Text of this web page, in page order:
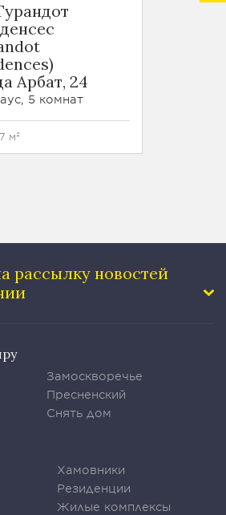
Арбат, 24
5 комнат
м²
рассылку новостей
Замоскворечье
Пресненский
Снять дом
Хамовники
Резиденции
Жилые комплексы